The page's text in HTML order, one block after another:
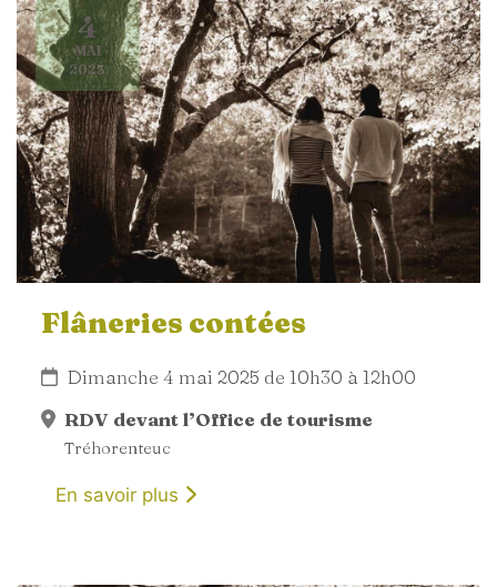
4
MAI
2025
Flâneries contées
Dimanche 4 mai 2025 de 10h30 à 12h00
RDV devant l’Office de tourisme
Tréhorenteuc
En savoir plus